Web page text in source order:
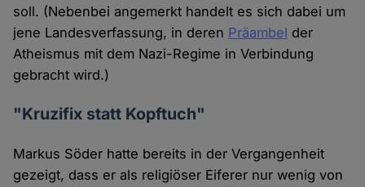
soll. (Nebenbei angemerkt handelt es sich dabei um
jene Landesverfassung, in deren Präambel der
Atheismus mit dem Nazi-Regime in Verbindung
gebracht wird.)
"Kruzifix statt Kopftuch"
Markus Söder hatte bereits in der Vergangenheit
gezeigt, dass er als religiöser Eiferer nur wenig von